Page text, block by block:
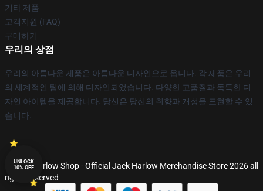
기타 제품
고객지원 (FAQ)
구매하기
우리의 상점
우리의 아름다운 제품은 아름다운 디자인으로 옵니다. 각 제품은 우리
의 세계적인 팀에 의해 디자인되었습니다. 다양한 고품질과 독특한 디
자인 아이템을 제공합니다. 당신은 당신의 취향과 개성을 표현할 수 있
습니다.
© Jack Harlow Shop - Official Jack Harlow Merchandise Store 2026 all
rights reserved
UNLOCK
10% OFF